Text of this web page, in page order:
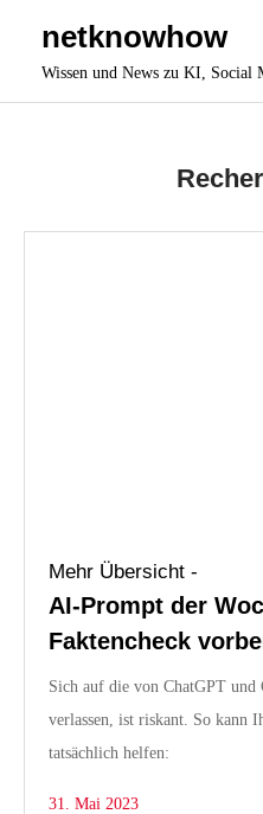
content
netknowhow
Wissen und News zu KI, Social
Mehr Übersicht -
AI-Prompt der
Faktencheck
Sich auf die von ChatGPT und
verlassen, ist riskant. So kann
tatsächlich helfen:
31. Mai 2023